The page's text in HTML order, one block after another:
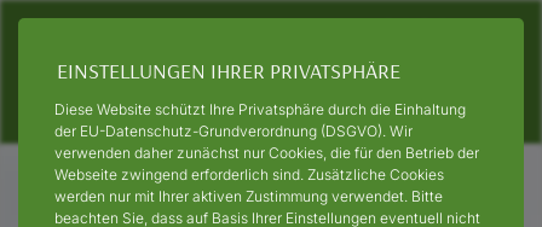
EINSTELLUNGEN IHRER PRIVATSPHÄRE
Diese Website schützt Ihre Privatsphäre durch die Einhaltung
der EU-Datenschutz-Grundverordnung (DSGVO). Wir
verwenden daher zunächst nur Cookies, die für den Betrieb der
Webseite zwingend erforderlich sind. Zusätzliche Cookies
werden nur mit Ihrer aktiven Zustimmung verwendet. Bitte
beachten Sie, dass auf Basis Ihrer Einstellungen eventuell nicht